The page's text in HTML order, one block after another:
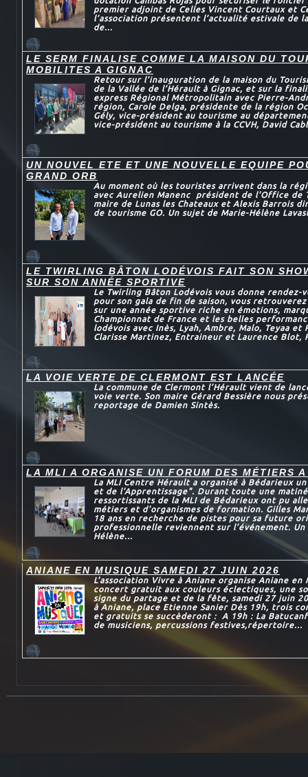
premier adjoint de Celles Vincent Courtaux et
l’association présentent l’actualité estivale de
de...
LE SERM FINALISE COMME LA MAISON DU
MOBILITES A GIGNAC
Retour sur l’inauguration de la maison du
de la Vallée de l’Hérault à Gignac, et sur la
express Régional Métropolitain avec Pierre-
région, Carole Delga, présidente de la région
Gély, vice-président au tourisme au
vice-président au tourisme à la CCVH, David
UN NOUVEL ETE ET UNE NOUVELLE EQUIPE
GRAND ORB
Au moment où les touristes arrivent dans la
avec Aurelien Manenc président de l'Office de
maire de Lunas les Chateaux et Alexis Barrois
de tourisme GO. Un sujet de Marie-Hélène
LE TWIRLING BÂTON LODÉVOIS FAIT SON
SUR SON ANNÉE SPORTIVE
Le Twirling Bâton Lodévois vous donne rendez-
pour son gala de fin de saison, vous
sur une année sportive riche en émotions,
Championnat de France et les belles
lodévois avec Inès, Lyah, Ambre, Malo, Teyaa et
Clarisse Martinez, Entraineur et Laurence Blot,
LA VOIE VERTE DE CLERMONT EST LANCÉE
La commune de Clermont l’Hérault vient de
voie verte. Son maire Gérard Bessière nous
reportage de Damien Sintès.
LA MLI A ORGANISE UN FORUM DES MÉTIERS
La MLI Centre Hérault a organisé à Bédarieux
et de l'Apprentissage". Durant toute une
ressortissants de la MLI de Bédarieux ont pu
métiers et d'organismes de formation. Gilles
18 ans en recherche de pistes pour sa future
professionnelle reviennent sur l’événement.
Hélène...
ANIANE EN MUSIQUE SAMEDI 27 JUIN 2026
L'association Vivre à Aniane organise Aniane en
concert gratuit aux couleurs éclectiques, une
signe du partage et de la fête, samedi 27 juin
à Aniane, place Etienne Sanier Dès 19h, trois
et gratuits se succèderont : A 19h : La
de musiciens, percussions festives,répertoire...